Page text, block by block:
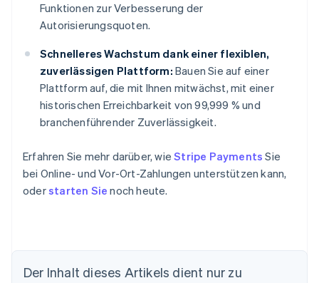
Funktionen zur Verbesserung der
Autorisierungsquoten.
Schnelleres Wachstum dank einer flexiblen,
zuverlässigen Plattform: Bauen Sie auf einer
Plattform auf, die mit Ihnen mitwächst, mit einer
historischen Erreichbarkeit von 99,999 % und
branchenführender Zuverlässigkeit.
Erfahren Sie mehr darüber, wieStripe Payments Sie
bei Online- und Vor-Ort-Zahlungen unterstützen kann,
oderstarten Sie noch heute.
Der Inhalt dieses Artikels dient nur zu